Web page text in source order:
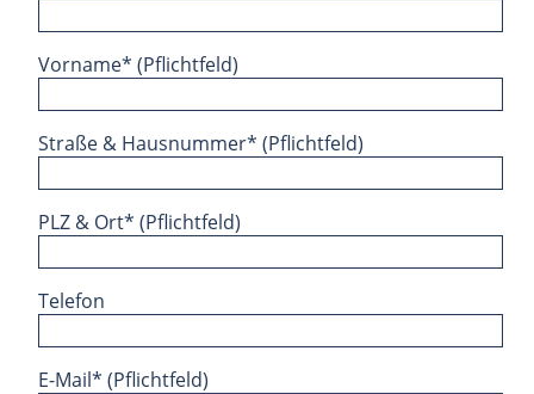
Vorname* (Pflichtfeld)
Straße & Hausnummer* (Pflichtfeld)
PLZ & Ort* (Pflichtfeld)
Telefon
E-Mail* (Pflichtfeld)